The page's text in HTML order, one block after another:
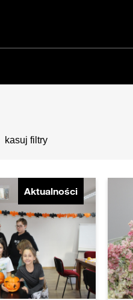
kasuj filtry
Aktualności